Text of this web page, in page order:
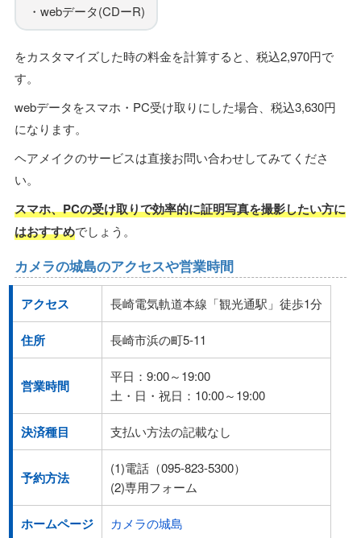
・webデータ(CDーR)
をカスタマイズした時の料金を計算すると、税込2,970円で
す。
webデータをスマホ・PC受け取りにした場合、税込3,630円
になります。
ヘアメイクのサービスは直接お問い合わせしてみてくださ
い。
スマホ、PCの受け取りで効率的に証明写真を撮影したい方に
はおすすめでしょう。
カメラの城島のアクセスや営業時間
アクセス 長崎電気軌道本線「観光通駅」徒歩1分
住所 長崎市浜の町5-11
営業時間
平日：9:00～19:00
土・日・祝日：10:00～19:00
決済種目 支払い方法の記載なし
予約方法
(1)電話（095-823-5300）
(2)専用フォーム
ホームページ カメラの城島